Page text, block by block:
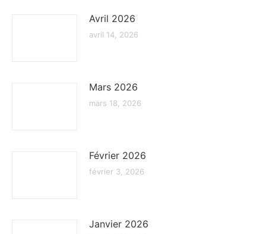
Avril 2026
avril 14, 2026
Mars 2026
mars 18, 2026
Février 2026
février 3, 2026
Janvier 2026